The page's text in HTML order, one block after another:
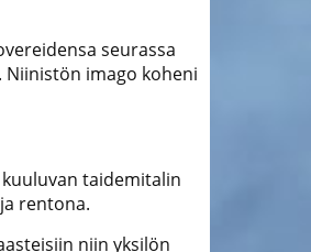
seurassa
Niinistön imago koheni
taidemitalin
rentona.
niin yksilön